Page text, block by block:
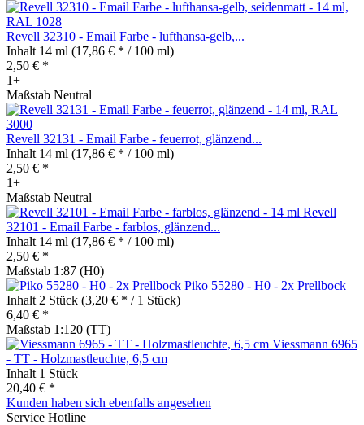
Revell 32310 - Email Farbe - lufthansa-gelb,...
Inhalt 14 ml (17,86 € * / 100 ml)
2,50 € *
1+
Maßstab Neutral
Revell 32131 - Email Farbe - feuerrot, glänzend...
Inhalt 14 ml (17,86 € * / 100 ml)
2,50 € *
1+
Maßstab Neutral
Revell
32101 - Email Farbe - farblos, glänzend...
Inhalt 14 ml (17,86 € * / 100 ml)
2,50 € *
Maßstab 1:87 (H0)
Piko 55280 - H0 - 2x Prellbock
Inhalt 2 Stück (3,20 € * / 1 Stück)
6,40 € *
Maßstab 1:120 (TT)
Viessmann 6965
- TT - Holzmastleuchte, 6,5 cm
Inhalt 1 Stück
20,40 € *
Kunden haben sich ebenfalls angesehen
Service Hotline